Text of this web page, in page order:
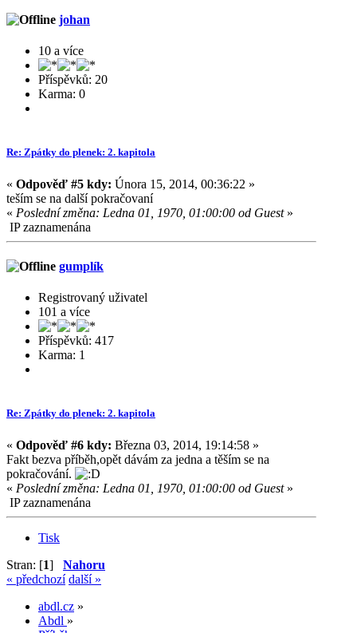
johan
10 a více
Příspěvků: 20
Karma: 0
Re: Zpátky do plenek: 2. kapitola
« Odpověď #5 kdy: Února 15, 2014, 00:36:22 »
teším se na další pokračovaní
« Poslední změna: Ledna 01, 1970, 01:00:00 od Guest»
IP zaznamenána
gumplík
Registrovaný uživatel
101 a více
Příspěvků: 417
Karma: 1
Re: Zpátky do plenek: 2. kapitola
« Odpověď #6 kdy: Března 03, 2014, 19:14:58 »
Fakt bezva příběh,opět dávám za jedna a těším se na
pokračování.
« Poslední změna: Ledna 01, 1970, 01:00:00 od Guest»
IP zaznamenána
Tisk
Stran: [1] Nahoru
« předchozí další »
abdl.cz »
Abdl »